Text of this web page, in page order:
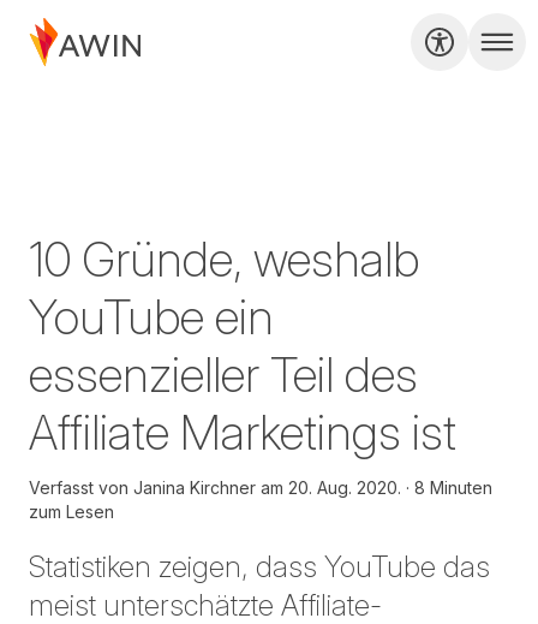
10 Gründe, weshalb
YouTube ein
essenzieller Teil des
Affiliate Marketings ist
Verfasst von Janina Kirchner am 20. Aug. 2020.
8 Minuten
zum Lesen
Statistiken zeigen, dass YouTube das
meist unterschätzte Affiliate-